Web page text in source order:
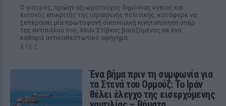
Ο γιατρός, πρώην αξιωματούχος δημόσιας υγείας και
έντονος επικριτής της ισραηλινής πολιτικής, κατάφερε να
ξεπεράσει μία πρωτοφανή οικονομική κινητοποίηση υπέρ
της αντιπάλου του, Χέιλι Στίβενς βασιζόμενος σε ένα
καθαρά αντικαθεστωτικό αφήγημα
ΧΤΕΣ
Ένα βήμα πριν τη συμφωνία για
τα Στενά του Ορμούζ: Το Ιράν
θέλει έλεγχο της εισερχόμενης